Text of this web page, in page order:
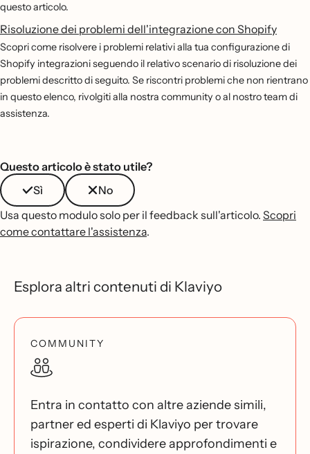
questo articolo.
Risoluzione dei problemi dell'integrazione con Shopify
Scopri come risolvere i problemi relativi alla tua configurazione di
Shopify integrazioni seguendo il relativo scenario di risoluzione dei
problemi descritto di seguito. Se riscontri problemi che non rientrano
in questo elenco, rivolgiti alla nostra community o al nostro team di
assistenza.
Questo articolo è stato utile?
Sì
No
Usa questo modulo solo per il feedback sull'articolo. Scopri
come contattare l'assistenza.
Esplora altri contenuti di Klaviyo
COMMUNITY
Entra in contatto con altre aziende simili,
partner ed esperti di Klaviyo per trovare
ispirazione, condividere approfondimenti e